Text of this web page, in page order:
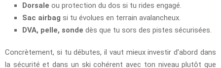
Dorsale ou protection du dos si tu rides engagé.
Sac airbag si tu évolues en terrain avalancheux.
DVA, pelle, sonde dès que tu sors des pistes sécurisées.
Concrètement, si tu débutes, il vaut mieux investir d’abord dans
la sécurité et dans un ski cohérent avec ton niveau plutôt que